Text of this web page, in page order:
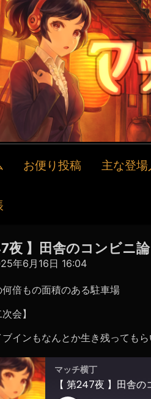
お便り投稿 主な登
夜 】田舎のコンビニ論
年6月16日 16:04
何倍もの面積のある駐車場
会】
インもなんとか生き残っても
マッチ横丁
【 第247夜 】田舎